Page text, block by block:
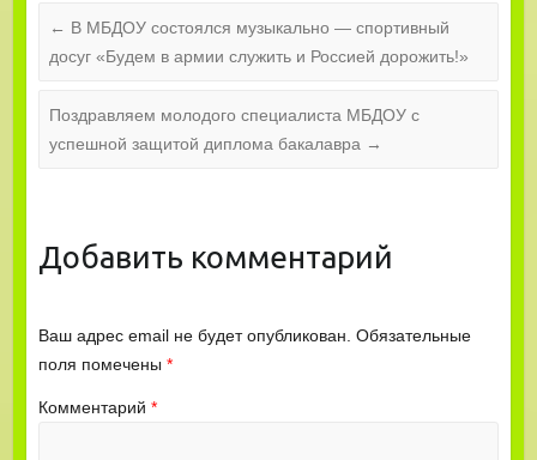
← В МБДОУ состоялся музыкально — спортивный
досуг «Будем в армии служить и Россией дорожить!»
Поздравляем молодого специалиста МБДОУ с
успешной защитой диплома бакалавра →
Добавить комментарий
Ваш адрес email не будет опубликован. Обязательные
поля помечены *
Комментарий *